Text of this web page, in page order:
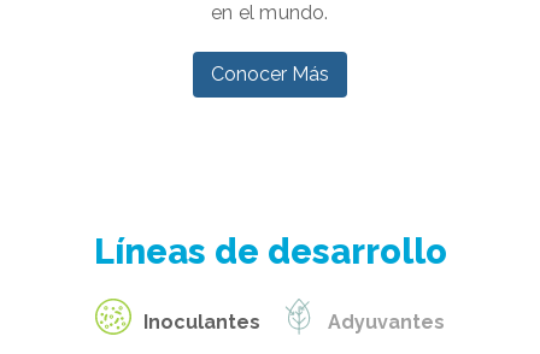
en el mundo.
Conocer Más
Líneas de desarrollo
Inoculantes Adyuvantes